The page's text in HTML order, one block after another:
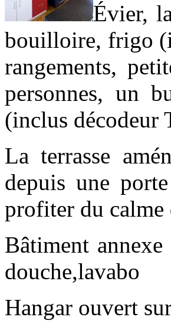
Évier,
bouilloire, frigo
rangements,
personnes, un
(inclus
La terrasse
depuis une
profiter du calme
Bâtiment
douche,lavabo
Hangar ouvert